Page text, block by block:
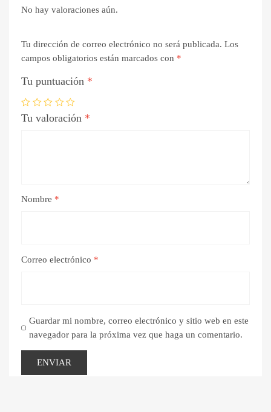
No hay valoraciones aún.
Tu dirección de correo electrónico no será publicada. Los
campos obligatorios están marcados con *
Tu puntuación *
Tu valoración *
Nombre *
Correo electrónico *
Guardar mi nombre, correo electrónico y sitio web en este
navegador para la próxima vez que haga un comentario.